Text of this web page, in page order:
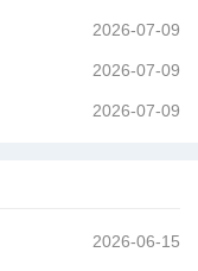
2026-07-09
2026-07-09
2026-07-09
2026-06-15